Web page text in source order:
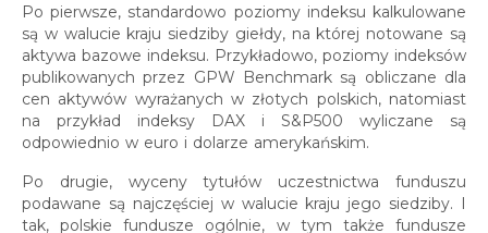
Po pierwsze, standardowo poziomy indeksu kalkulowane
są w walucie kraju siedziby giełdy, na której notowane są
aktywa bazowe indeksu. Przykładowo, poziomy indeksów
publikowanych przez GPW Benchmark są obliczane dla
cen aktywów wyrażanych w złotych polskich, natomiast
na przykład indeksy DAX i S&P500 wyliczane są
odpowiednio w euro i dolarze amerykańskim.
Po drugie, wyceny tytułów uczestnictwa funduszu
podawane są najczęściej w walucie kraju jego siedziby. I
tak, polskie fundusze ogólnie, w tym także fundusze